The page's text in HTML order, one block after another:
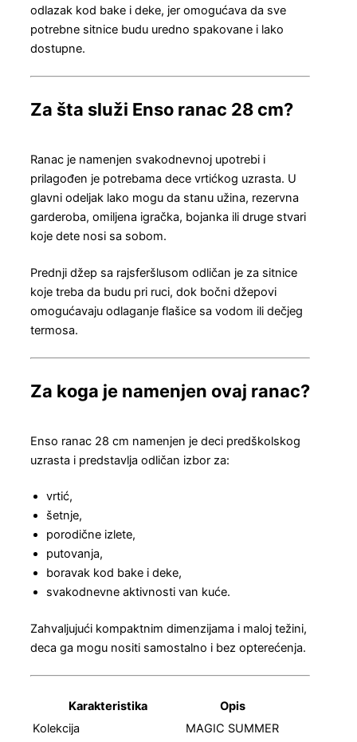
odlazak kod bake i deke, jer omogućava da sve
potrebne sitnice budu uredno spakovane i lako
dostupne.
Za šta služi Enso ranac 28 cm?
Ranac je namenjen svakodnevnoj upotrebi i
prilagođen je potrebama dece vrtićkog uzrasta. U
glavni odeljak lako mogu da stanu užina, rezervna
garderoba, omiljena igračka, bojanka ili druge stvari
koje dete nosi sa sobom.
Prednji džep sa rajsferšlusom odličan je za sitnice
koje treba da budu pri ruci, dok bočni džepovi
omogućavaju odlaganje flašice sa vodom ili dečjeg
termosa.
Za koga je namenjen ovaj ranac?
Enso ranac 28 cm namenjen je deci predškolskog
uzrasta i predstavlja odličan izbor za:
vrtić,
šetnje,
porodične izlete,
putovanja,
boravak kod bake i deke,
svakodnevne aktivnosti van kuće.
Zahvaljujući kompaktnim dimenzijama i maloj težini,
deca ga mogu nositi samostalno i bez opterećenja.
Karakteristika
Opis
Kolekcija
MAGIC SUMMER